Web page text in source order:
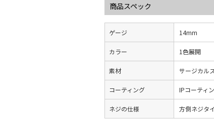
商品スペック
ゲージ 14mm
カラー 1色展開
素材 サージカル
コーティング IPコーティ
ネジの仕様 方側ネジタ